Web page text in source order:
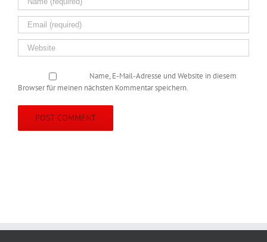
Name, E-Mail-Adresse und Website in diesem
Browser für meinen nächsten Kommentar speichern.